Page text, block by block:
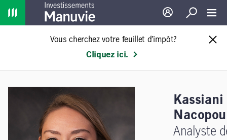
Home
Ouverture de
Recherche
Vous cherchez votre feuillet d’impôt?
Cliquez ici.
Kassiani
Analyste